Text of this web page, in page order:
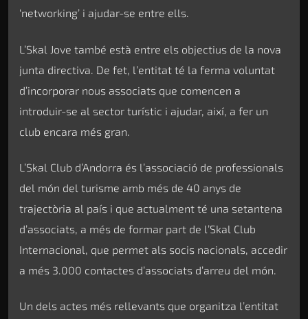
‘networking’ i ajudar-se entre ells.
L’Skal Jove també està entre els objectius de la nova
junta directiva. De fet, l’entitat té la ferma voluntat
d’incorporar nous associats que comencen a
introduir-se al sector turístic i ajudar, així, a fer un
club encara més gran.
L’Skal Club d’Andorra és l’associació de professionals
del món del turisme amb més de 40 anys de
trajectòria al país i que actualment té una setantena
d’associats, a més de formar part de l’Skal Club
Internacional, que permet als socis nacionals, accedir
a més 3.000 contactes d’associats d’arreu del món.
Un dels actes més rellevants que organitza l’entitat